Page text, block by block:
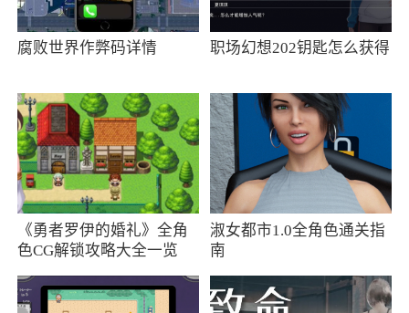
更新日志
1.优化了部分体验
2.修复了已知bug
更新日志
开屏页ui优化
腐败世界作弊码详情 职场幻想202钥匙怎么获得
《勇者罗伊的婚礼》全角
色CG解锁攻略大全一览
淑女都市1.0全角色通关指
南